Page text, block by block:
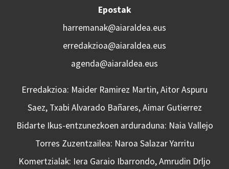
Epostak
harremanak@aiaraldea.eus
erredakzioa@aiaraldea.eus
agenda@aiaraldea.eus
Erredakzioa: Maider Ramirez Martin, Aitor Aspuru
Saez, Txabi Alvarado Bañares, Aimar Gutierrez
Bidarte Ikus-entzunezkoen arduraduna: Naia Vallejo
Torres Zuzentzailea: Naroa Salazar Yarritu
Komertzialak: Iera Garaio Ibarrondo, Amrudin Drljo